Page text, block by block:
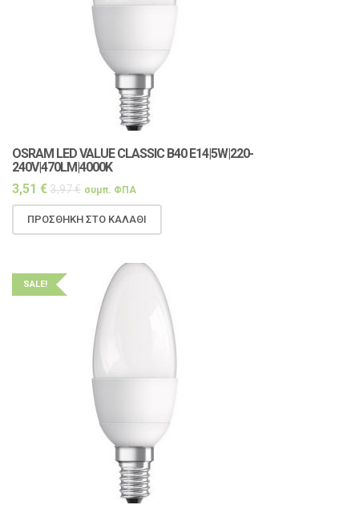
OSRAM LED VALUE CLASSIC Β40 E14|5W|220-
240V|470LM|4000K
3,51 € 3,97€ συμπ. ΦΠΑ
ΠΡΟΣΘΉΚΗ ΣΤΟ ΚΑΛΆΘΙ
SALE!